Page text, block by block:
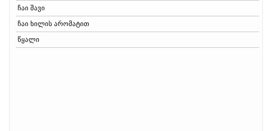
ჩაი შავი
ჩაი ხილის არომატით
წყალი